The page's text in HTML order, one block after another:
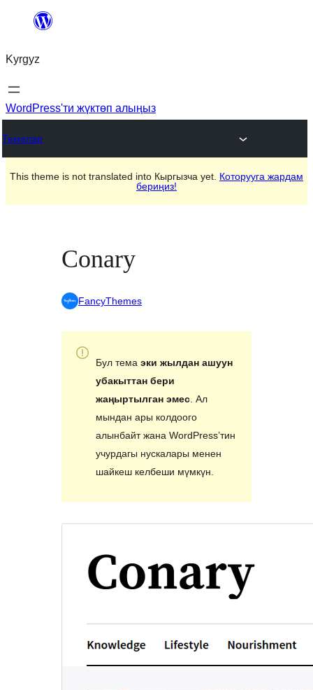
Мазмунга
Kyrgyz
WordPress'ти жүктөп алыңыз
Темалар
This theme is not translated into Кыргызча yet. Которууга жардам
бериңиз!
Conary
FancyThemes
Бул тема эки жылдан ашуун
убакыттан бери
жаңыртылган эмес. Ал
мындан ары колдоого
алынбайт жана WordPress’тин
учурдагы нускалары менен
шайкеш келбеши мүмкүн.